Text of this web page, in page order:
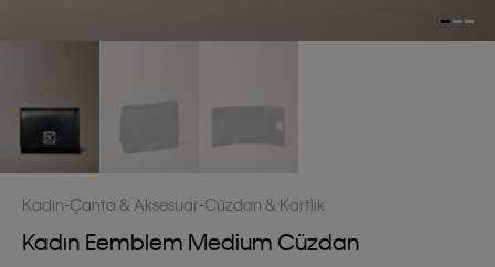
Kadın Çanta & Aksesuar Cüzdan & Kartlık
Kadın Eemblem Medium Cüzdan